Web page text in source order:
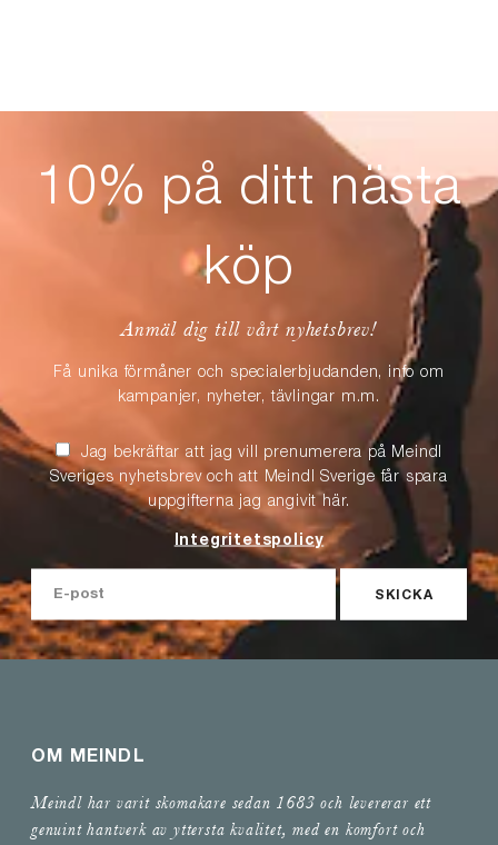
10% på ditt nästa
köp
Anmäl dig till vårt nyhetsbrev!
Få unika förmåner och specialerbjudanden, info om
kampanjer, nyheter, tävlingar m.m.
Jag bekräftar att jag vill prenumerera på Meindl
Sveriges nyhetsbrev och att Meindl Sverige får spara
uppgifterna jag angivit här.
Integritetspolicy
SKICKA
OM MEINDL
Meindl har varit skomakare sedan 1683 och levererar ett
genuint hantverk av yttersta kvalitet, med en komfort och